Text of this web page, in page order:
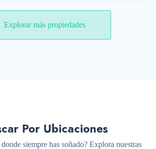
Explorar más propiedades
Por Ubicaciones
siempre has soñado? Explora nuestras